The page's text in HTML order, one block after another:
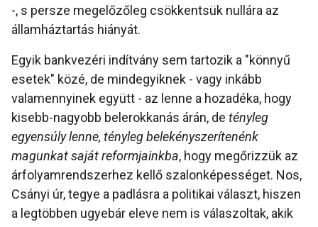
-, s persze megelőzőleg csökkentsük nullára az
államháztartás hiányát.
Egyik bankvezéri indítvány sem tartozik a "könnyű
esetek" közé, de mindegyiknek - vagy inkább
valamennyinek együtt - az lenne a hozadéka, hogy
kisebb-nagyobb belerokkanás árán, de tényleg
egyensúly lenne, tényleg belekényszerítenénk
magunkat saját reformjainkba, hogy megőrizzük az
árfolyamrendszerhez kellő szalonképességet. Nos,
Csányi úr, tegye a padlásra a politikai választ, hiszen
a legtöbben ugyebár eleve nem is válaszoltak, akik